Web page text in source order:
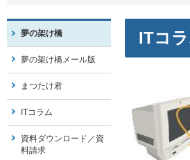
ITコ
夢の架け橋
夢の架け橋メール版
まつたけ君
ITコラム
資料ダウンロード／資
料請求